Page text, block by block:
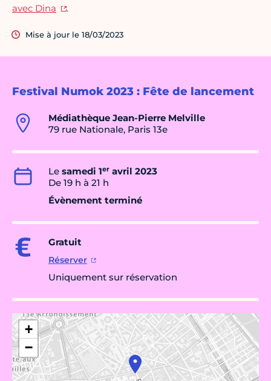
Festival Numok 2023 : Fête de lancement
Médiathèque Jean-Pierre Melville
79 rue Nationale, Paris 13e
Le samedi 1er avril 2023
De 19 h à 21 h
Évènement terminé
Gratuit
Réserver
Uniquement sur réservation
+
−
avec Dina
.
Mise à jour le 18/03/2023